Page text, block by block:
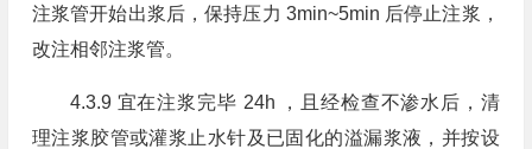
注浆管开始出浆后，保持压力 3min~5min 后停止注浆，
改注相邻注浆管。
4.3.9 宜在注浆完毕 24h ，且经检查不渗水后，清
理注浆胶管或灌浆止水针及已固化的溢漏浆液，并按设